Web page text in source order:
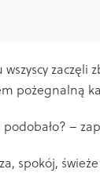
zaczęli
pożegnalną
–
spokój,